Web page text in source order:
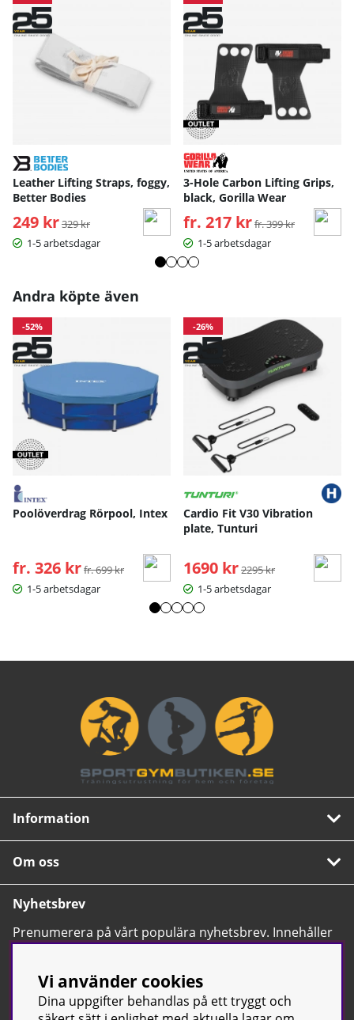
Leather Lifting Straps, foggy,
Better Bodies
249 kr Ordinarie pris:
329 kr
1-5 arbetsdagar
3-Hole Carbon Lifting Grips,
black, Gorilla Wear
fr. 217 kr Ordinarie pris:
fr. 399 kr
1-5 arbetsdagar
Andra köpte även
-52%
Poolöverdrag Rörpool, Intex
fr. 326 kr Ordinarie pris:
fr. 699 kr
1-5 arbetsdagar
-26%
Cardio Fit V30 Vibration
plate, Tunturi
1690 kr Ordinarie pris:
2295 kr
1-5 arbetsdagar
Information
Om oss
Nyhetsbrev
Prenumerera på vårt populära nyhetsbrev. Innehåller
tips, nyheter och våra allra bästa erbjudanden.
Vi använder cookies
Dina uppgifter behandlas på ett tryggt och